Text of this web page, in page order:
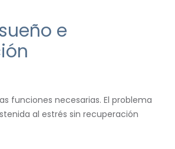
e
funciones necesarias. El problema
al estrés sin recuperación